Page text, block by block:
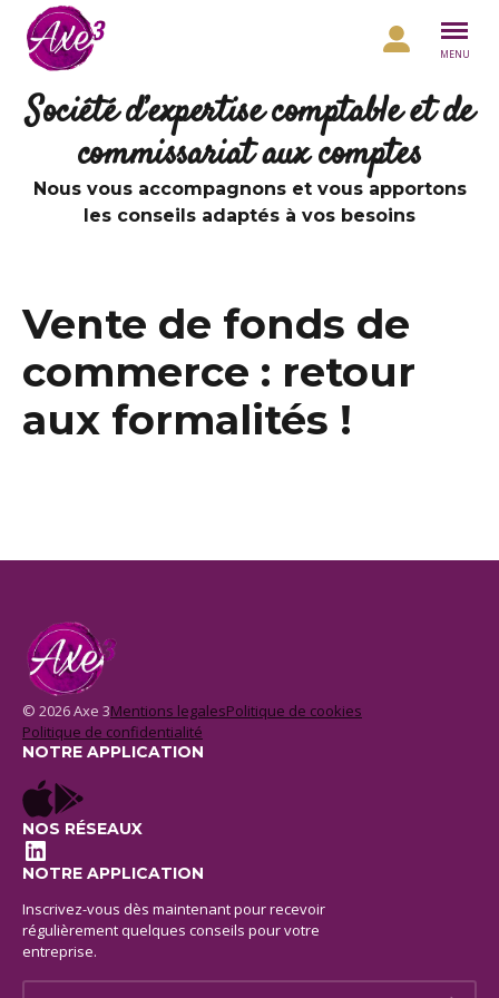
Aller au contenu
MENU
Société d’expertise comptable et de
commissariat aux comptes
Nous vous accompagnons et vous apportons
les conseils adaptés à vos besoins
Vente de fonds de
commerce : retour
aux formalités !
© 2026 Axe 3Mentions legalesPolitique de cookies
Politique de confidentialité
NOTRE APPLICATION
NOS RÉSEAUX
LinkedIn
NOTRE APPLICATION
Inscrivez-vous dès maintenant pour recevoir
régulièrement quelques conseils pour votre
entreprise.